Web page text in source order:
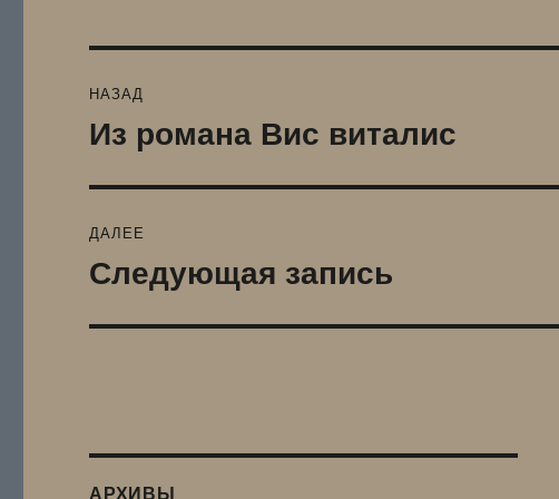
по
НАЗАД
Предыдущая
запись:
Из романа Вис виталис
ДАЛЕЕ
Следующая
Следующая запись
АРХИВЫ